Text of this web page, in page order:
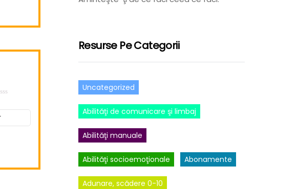
Resurse Pe Categorii
Uncategorized
Abilităţi de comunicare şi limbaj
Abilităţi manuale
Abilităţi socioemoţionale Abonamente
Adunare, scădere 0-10